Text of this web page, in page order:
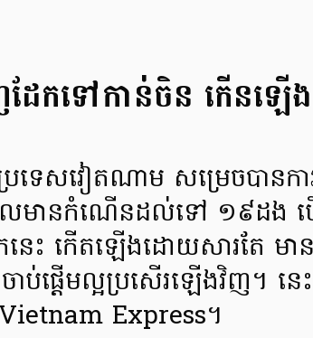
ដែកទៅកាន់ចិន កើនឡ
ទេសវៀតណាម សម្រេចបានក
លមានកំណើនដល់ទៅ ១៩ដង
ះ កើតឡើងដោយសារតែ មាន
ប់ផ្តើមល្អប្រសើរឡើងវិញ។ ន
Vietnam Express។